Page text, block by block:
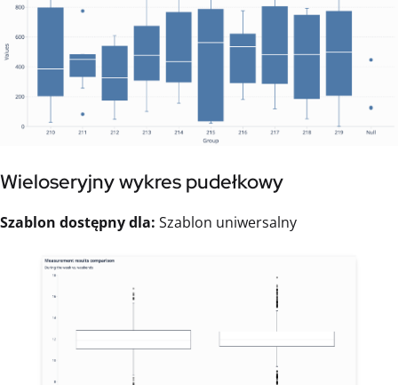
Wieloseryjny wykres pudełkowy
Szablon dostępny dla: Szablon uniwersalny